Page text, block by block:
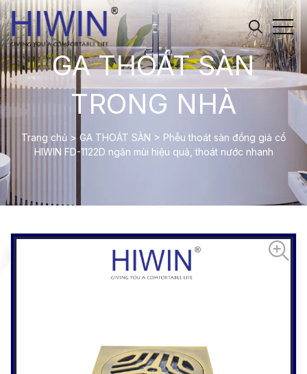
GA THOÁT SÀN
TRONG NHÀ
Trang chủ > GA THOÁT SÀN > Phễu thoát sàn đồng giả cổ
HIWIN FD-1122D ngăn mùi hiệu quả, thoát nước nhanh